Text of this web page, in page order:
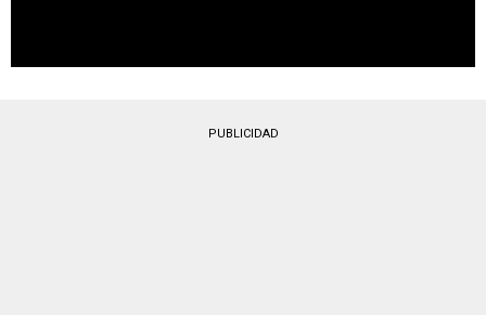
PUBLICIDAD